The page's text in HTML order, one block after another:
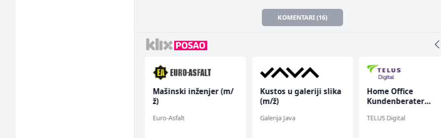
KOMENTARI (16)
Mašinski inženjer (m/
ž)
Euro-Asfalt
Kustos u galeriji slika
(m/ž)
Galerija Java
Home Office
Kundenberater
TELUS Digital